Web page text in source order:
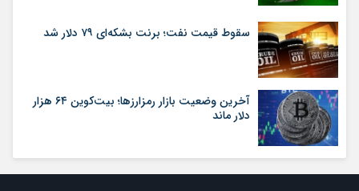
سقوط قیمت نفت؛ برنت بشکه‌ای ۷۹ دلار شد
آخرین وضعیت بازار رمزارزها؛ بیت‌کوین ۶۴ هزار
دلار ماند